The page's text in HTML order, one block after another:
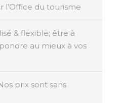
l’Office du tourisme
& flexible; être à
au mieux à vos
prix sont sans
de 11 jours et 10
inoubliable.
culture balinaisegrâce à
enrichissantes, où vos
étapes de la
d’une cocoteraie